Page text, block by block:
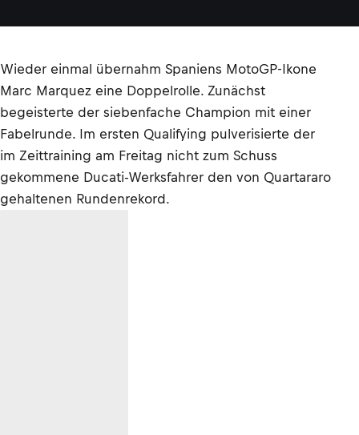
Wieder einmal übernahm Spaniens MotoGP-Ikone
Marc Marquez eine Doppelrolle. Zunächst
begeisterte der siebenfache Champion mit einer
Fabelrunde. Im ersten Qualifying pulverisierte der
im Zeittraining am Freitag nicht zum Schuss
gekommene Ducati-Werksfahrer den von Quartararo
gehaltenen Rundenrekord.